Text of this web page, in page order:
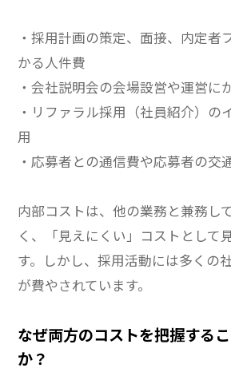
・採用計画の策定、面接、内定者
かる人件費
・会社説明会の会場設営や運営に
・リファラル採用（社員紹介）の
用
・応募者との通信費や応募者の交
内部コストは、他の業務と兼務し
く、「見えにくい」コストとして
す。しかし、採用活動には多くの
が費やされています。
なぜ両方のコストを把握する
か？